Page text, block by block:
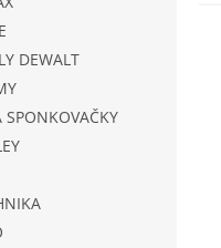
DEWALT
SPONKOVAČKY